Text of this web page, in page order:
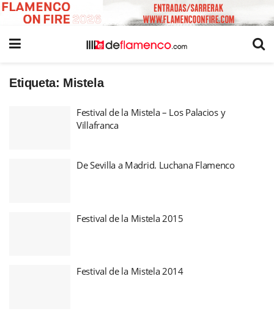
Etiqueta: Mistela
Festival de la Mistela – Los Palacios y
Villafranca
De Sevilla a Madrid. Luchana Flamenco
Festival de la Mistela 2015
Festival de la Mistela 2014